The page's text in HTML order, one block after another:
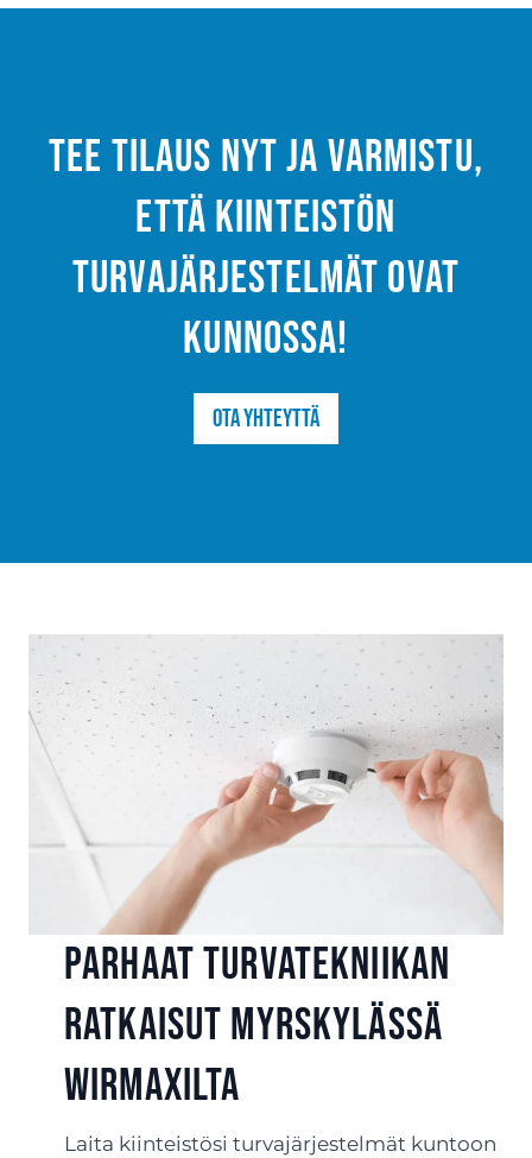
Tee tilaus nyt ja varmistu,
että kiinteistön
turvajärjestelmät ovat
kunnossa!
Ota yhteyttä
Parhaat turvatekniikan
ratkaisut Myrskylässä
Wirmaxilta
Laita kiinteistösi turvajärjestelmät kuntoon